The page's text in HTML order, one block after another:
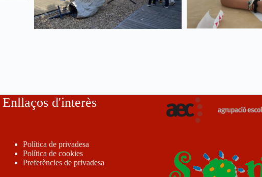
Enllaços d'interès
Política de privadesa
Política de cookies
Preferències de privadesa